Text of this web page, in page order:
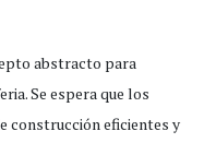
abstracto para
Se espera que los
construcción eficientes y